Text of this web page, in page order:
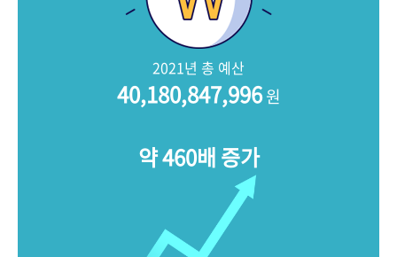
2021년 총 예산
40,180,847,996원
약 460배 증가